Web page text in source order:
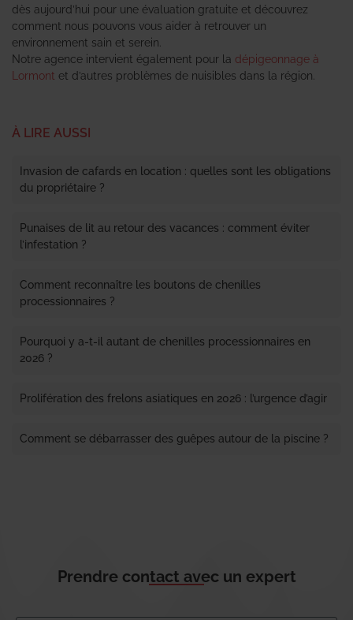
dès aujourd’hui pour une évaluation gratuite et découvrez
comment nous pouvons vous aider à retrouver un
environnement sain et serein.
Notre agence intervient également pour la dépigeonnage à
Lormont et d’autres problèmes de nuisibles dans la région.
À LIRE AUSSI
Invasion de cafards en location : quelles sont les obligations
du propriétaire ?
Punaises de lit au retour des vacances : comment éviter
l’infestation ?
Comment reconnaître les boutons de chenilles
processionnaires ?
Pourquoi y a-t-il autant de chenilles processionnaires en
2026 ?
Prolifération des frelons asiatiques en 2026 : l’urgence d’agir
Comment se débarrasser des guêpes autour de la piscine ?
Prendre contact avec un expert